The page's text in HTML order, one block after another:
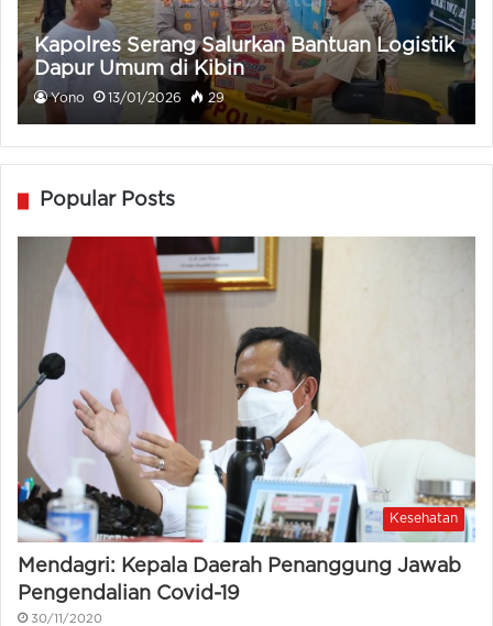
Kapolres Serang Salurkan Bantuan Logistik
Dapur Umum di Kibin
Yono 13/01/2026 29
Popular Posts
Kesehatan
Mendagri: Kepala Daerah Penanggung Jawab
Pengendalian Covid-19
30/11/2020